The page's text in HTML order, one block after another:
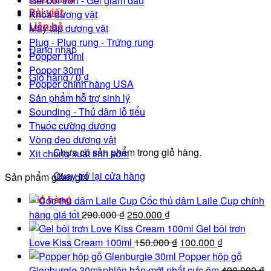
Bài viết
Liên hệ
Đăng nhập
Giỏ hàng /0₫
Chưa có sản phẩm trong giỏ hàng.
Quay trở lại cửa hàng
Giỏ hàng
Khóa dương vật
Máy tập dương vật
Plug - Plug rung - Trứng rung
Popper 10ml
Popper 30ml
Popper chính hãng USA
Sản phẩm hỗ trợ sinh lý
Sounding - Thủ dâm lỗ tiểu
Thuốc cường dương
Vòng đeo dương vật
Xịt chống xuất tinh sớm
Sản phẩm giảm giá
Cốc thủ dâm Laile Cup chính
hãng giá tốt290.000₫Giá
gốc
là:
290.000 ₫.
250.000 ₫Giá
hiện
tại
là:
Gel bôi trơn
Love Kiss Cream 100ml 150.000₫ Giá
gốc
100.000 ₫Giá
hiện
Popper hộp gỗ